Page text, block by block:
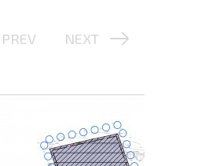
PREV NEXT